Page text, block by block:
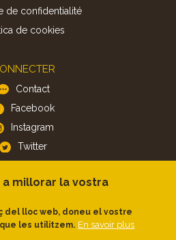
de confidentialité
de cookies
Contact
Facebook
Instagram
Twitter
APP
Android
millorar la vostra
del lloc web, doneu el vostre
les utilitzem. En savoir plus